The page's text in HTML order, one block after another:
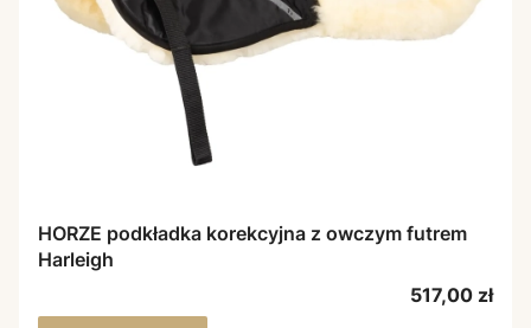
HORZE podkładka korekcyjna z owczym futrem
Harleigh
Cena
517,00 zł